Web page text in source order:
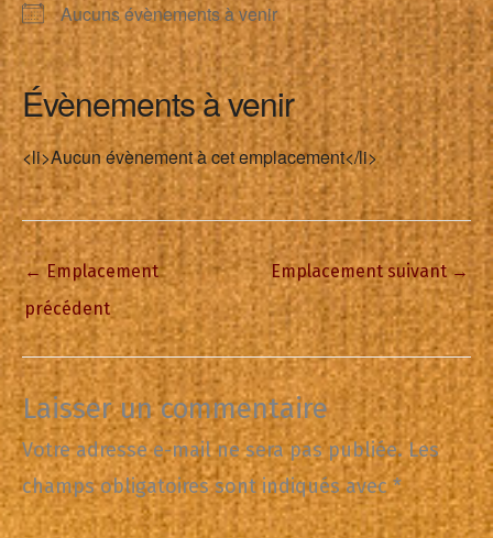
Aucuns évènements à venir
Évènements à venir
<li>Aucun évènement à cet emplacement</li>
←Emplacement
précédent
Emplacement suivant→
Laisser un commentaire
Votre adresse e-mail ne sera pas publiée. Les
champs obligatoires sont indiqués avec*